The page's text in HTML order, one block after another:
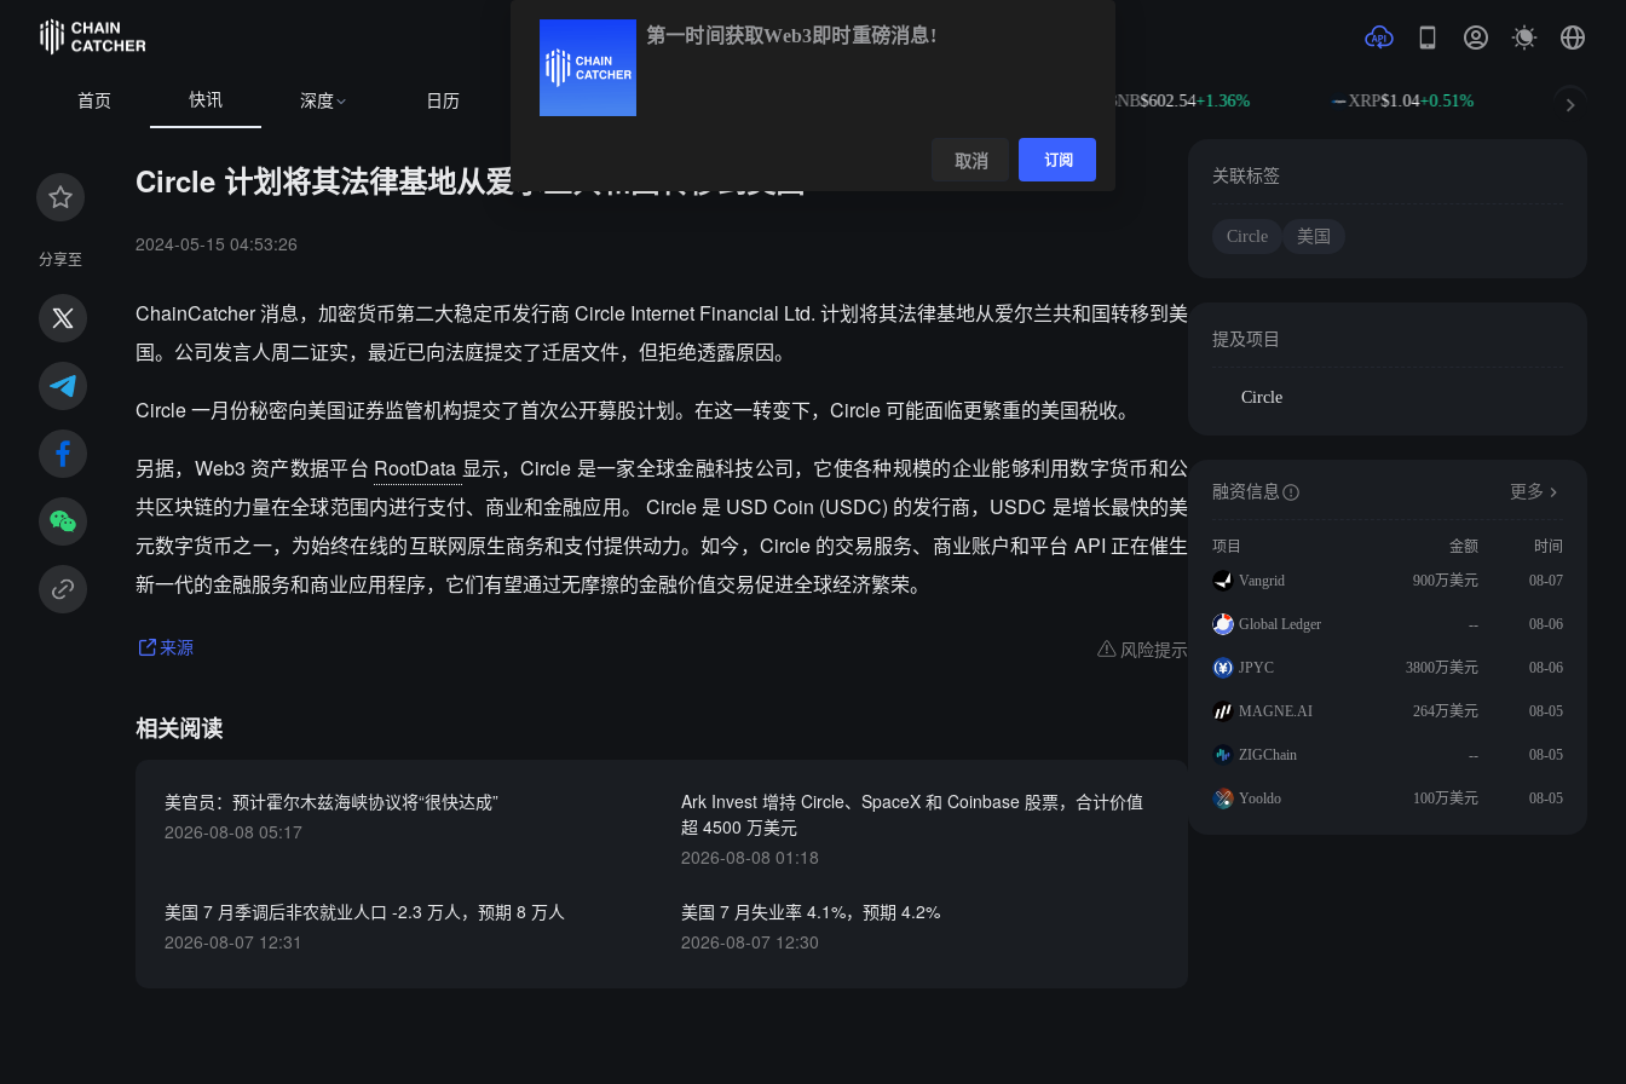
首页 快讯 深度 日历 BNB$602.54 +1.36% XRP$1.04+0.51% SOL
分享至
Circle 计划将其法律基地从爱尔兰共和国转移到美国
2024-05-15 04:53:26
ChainCatcher 消息，加密货币第二大稳定币发行商 Circle Internet Financial Ltd. 计划将其法律基地从爱尔兰共和国转移到美
国。公司发言人周二证实，最近已向法庭提交了迁居文件，但拒绝透露原因。
Circle 一月份秘密向美国证券监管机构提交了首次公开募股计划。在这一转变下，Circle 可能面临更繁重的美国税收。
另据，Web3 资产数据平台 RootData 显示，Circle 是一家全球金融科技公司，它使各种规模的企业能够利用数字货币和公
共区块链的力量在全球范围内进行支付、商业和金融应用。 Circle 是 USD Coin (USDC) 的发行商，USDC 是增长最快的美
元数字货币之一，为始终在线的互联网原生商务和支付提供动力。如今，Circle 的交易服务、商业账户和平台 API 正在催生
新一代的金融服务和商业应用程序，它们有望通过无摩擦的金融价值交易促进全球经济繁荣。
来源 风险提示
相关阅读
美官员：预计霍尔木兹海峡协议将“很快达成”
2026-08-08 05:17
Ark Invest 增持 Circle、SpaceX 和 Coinbase 股票，合计价值
超 4500 万美元
2026-08-08 01:18
美国 7 月季调后非农就业人口 -2.3 万人，预期 8 万人
2026-08-07 12:31
美国 7 月失业率 4.1%，预期 4.2%
2026-08-07 12:30
关联标签
Circle 美国
提及项目
Circle
融资信息 更多
项目 金额
时间
Vangrid
900万美元 08-07
Global Ledger -- 08-06
JPYC 3800万美元 08-06
MAGNE.AI 264万美元 08-05
ZIGChain -- 08-05
Yooldo 100万美元 08-05
第一时间获取Web3即时重磅消息!
取消 订阅